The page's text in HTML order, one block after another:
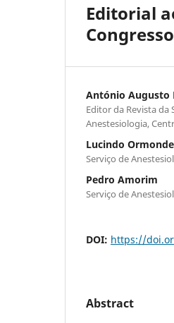
Editorial
António Augusto
Editor da Revista da
Anestesiologia,
Lucindo Ormonde
Serviço de
Pedro Amorim
Serviço de
DOI: https://
Abstract